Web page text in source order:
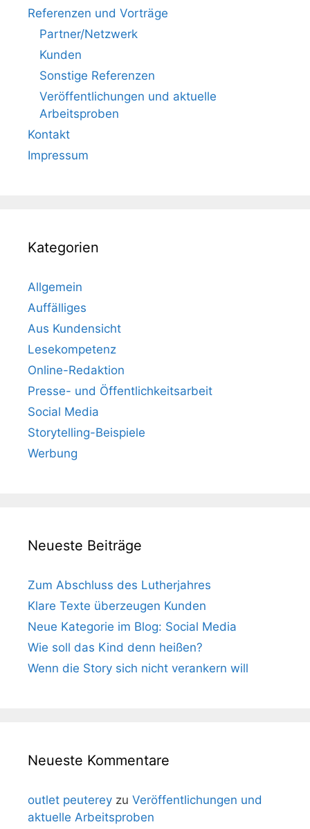
Referenzen und Vorträge
Partner/Netzwerk
Kunden
Sonstige Referenzen
Veröffentlichungen und aktuelle
Arbeitsproben
Kontakt
Impressum
Kategorien
Allgemein
Auffälliges
Aus Kundensicht
Lesekompetenz
Online-Redaktion
Presse- und Öffentlichkeitsarbeit
Social Media
Storytelling-Beispiele
Werbung
Neueste Beiträge
Zum Abschluss des Lutherjahres
Klare Texte überzeugen Kunden
Neue Kategorie im Blog: Social Media
Wie soll das Kind denn heißen?
Wenn die Story sich nicht verankern will
Neueste Kommentare
outlet peuterey zu Veröffentlichungen und
aktuelle Arbeitsproben